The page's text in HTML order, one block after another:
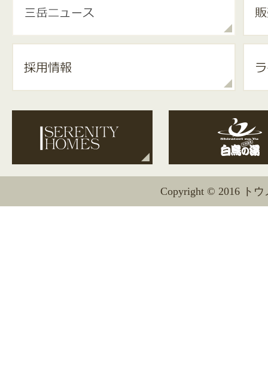
Copyright © 2016 ト